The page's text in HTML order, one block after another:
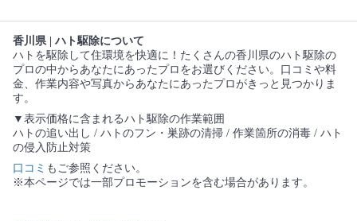
香川県 | ハト駆除について
ハトを駆除して住環境を快適に！たくさんの香川県のハト駆除の
プロの中からあなたにあったプロをお選びください。口コミや料
金、作業内容や写真からあなたにあったプロがきっと見つかりま
す。
▼表示価格に含まれるハト駆除の作業範囲
ハトの追い出し / ハトのフン・巣跡の清掃 / 作業箇所の消毒 / ハト
の侵入防止対策
口コミ もご参照ください。
※本ページでは一部プロモーションを含む場合があります。